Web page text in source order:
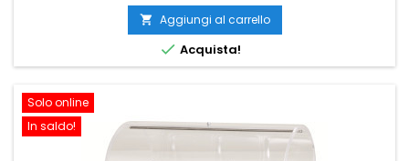
 Aggiungi al carrello
 Acquista!
Solo online
In saldo!